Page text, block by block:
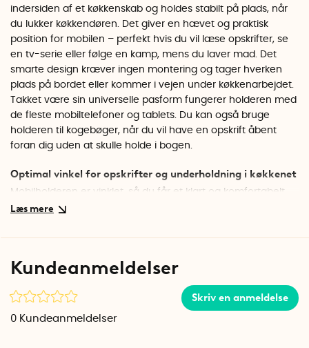
indersiden af et køkkenskab og holdes stabilt på plads, når
du lukker køkkendøren. Det giver en hævet og praktisk
position for mobilen – perfekt hvis du vil læse opskrifter, se
en tv-serie eller følge en kamp, mens du laver mad. Det
smarte design kræver ingen montering og tager hverken
plads på bordet eller kommer i vejen under køkkenarbejdet.
Takket være sin universelle pasform fungerer holderen med
de fleste mobiltelefoner og tablets. Du kan også bruge
holderen til kogebøger, når du vil have en opskrift åbent
foran dig uden at skulle holde i bogen.
Optimal vinkel for opskrifter og underholdning i køkkenet
Mobilholderen er vinklet, så du får et klart og komfortabelt
skærmbillede fra en stående position i køkkenet. Perfekt når
mobilen eller tabletten højere op undgår du sprøjt fra
madlavningen, klæbrige overflader og spild.
Fungerer også som kogebogs støtte
Kundeanmeldelser
Skriv en anmeldelse
0 Kundeanmeldelser